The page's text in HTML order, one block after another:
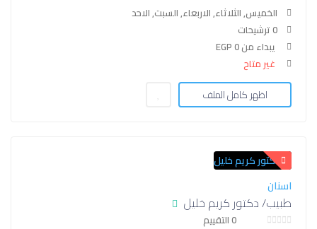
الخميس, الثلاثاء, الاربعاء, السبت, الاحد
0 ترشيحات
يبداء من EGP 0
غير متاح
اظهر كامل الملف
اسنان
طبيب/ دكتور كريم خليل
0 التقييم